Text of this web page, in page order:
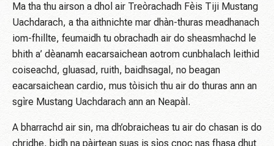
Ma tha thu airson a dhol air Treòrachadh Fèis Tiji Mustang
Uachdarach, a tha aithnichte mar dhàn-thuras meadhanach
iom-fhillte, feumaidh tu obrachadh air do sheasmhachd le
bhith a’ dèanamh eacarsaichean aotrom cunbhalach leithid
coiseachd, gluasad, ruith, baidhsagal, no beagan
eacarsaichean cardio, mus tòisich thu air do thuras ann an
sgìre Mustang Uachdarach ann an Neapàl.
A bharrachd air sin, ma dh’obraicheas tu air do chasan is do
chridhe, bidh na pàirtean suas is sìos cnoc nas fhasa dhut